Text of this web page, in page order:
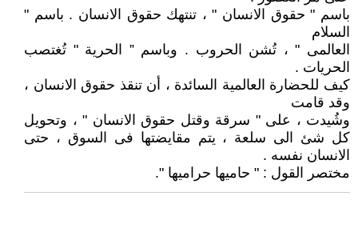
باسم " حقوق الانسان " ، تنتهك حقوق الانسان . باسم "
السلام
العالمى " ، تُشن الحروب . وباسم ” الحرية " تُغتصب
الحريات .
كيف للحضارة العالمية السائدة ، أن تنقذ حقوق الانسان ،
وقد قامت
وشُيدت ، على " سرقة وقتل حقوق الانسان " ، وتحويل
كل شئ الى سلعة ، يتم مقايضتها فى السوق ، حتى
الانسان نفسه .
مختصر القول : " حاميها حراميها ".